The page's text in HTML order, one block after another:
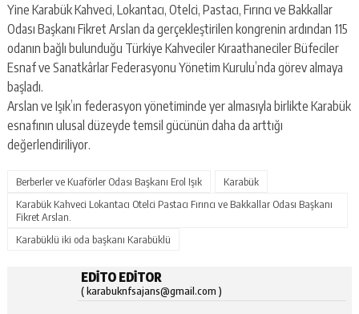
Yine Karabük Kahveci, Lokantacı, Otelci, Pastacı, Fırıncı ve Bakkallar
Odası Başkanı Fikret Arslan da gerçekleştirilen kongrenin ardından 115
odanın bağlı bulunduğu Türkiye Kahveciler Kıraathaneciler Büfeciler
Esnaf ve Sanatkârlar Federasyonu Yönetim Kurulu’nda görev almaya
başladı.
Arslan ve Işık’ın federasyon yönetiminde yer almasıyla birlikte Karabük
esnafının ulusal düzeyde temsil gücünün daha da arttığı
değerlendiriliyor.
Berberler ve Kuaförler Odası Başkanı Erol Işık
Karabük
Karabük Kahveci Lokantacı Otelci Pastacı Fırıncı ve Bakkallar Odası Başkanı
Fikret Arslan.
Karabüklü iki oda başkanı Karabüklü
EDITO EDITOR
( karabuknfsajans@gmail.com )